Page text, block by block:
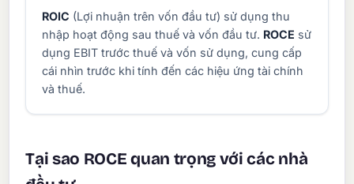
ROIC (Lợi nhuận trên vốn đầu tư) sử dụng thu
nhập hoạt động sau thuế và vốn đầu tư. ROCE sử
dụng EBIT trước thuế và vốn sử dụng, cung cấp
cái nhìn trước khi tính đến các hiệu ứng tài chính
và thuế.
Tại sao ROCE quan trọng với các nhà